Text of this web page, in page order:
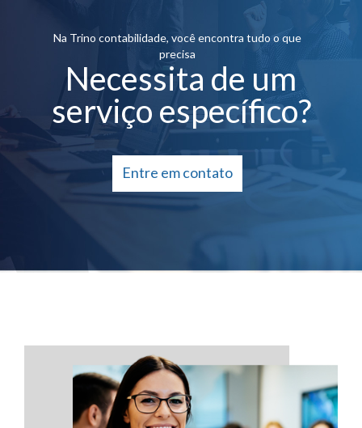
Na Trino contabilidade, você encontra tudo o que
precisa
Necessita de um
serviço específico?
Entre em contato